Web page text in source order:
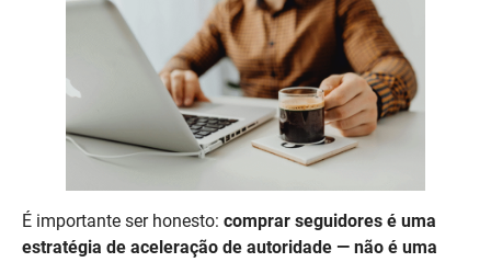
É importante ser honesto: comprar seguidores é uma
estratégia de aceleração de autoridade — não é uma